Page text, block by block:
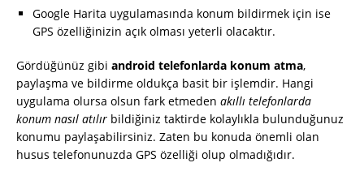
Google Harita uygulamasında konum bildirmek için ise
GPS özelliğinizin açık olması yeterli olacaktır.
Gördüğünüz gibi android telefonlarda konum atma,
paylaşma ve bildirme oldukça basit bir işlemdir. Hangi
uygulama olursa olsun fark etmeden akıllı telefonlarda
konum nasıl atılır bildiğiniz taktirde kolaylıkla bulunduğunuz
konumu paylaşabilirsiniz. Zaten bu konuda önemli olan
husus telefonunuzda GPS özelliği olup olmadığıdır.